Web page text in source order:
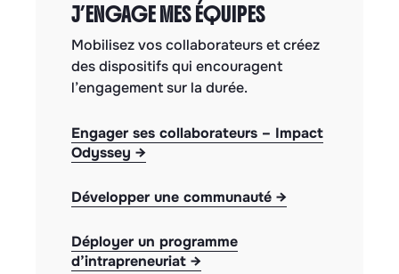
J’ENGAGE MES ÉQUIPES
Mobilisez vos collaborateurs et créez
des dispositifs qui encouragent
l’engagement sur la durée.
Engager ses collaborateurs – Impact
Odyssey →
Développer une communauté →
Déployer un programme
d’intrapreneuriat →